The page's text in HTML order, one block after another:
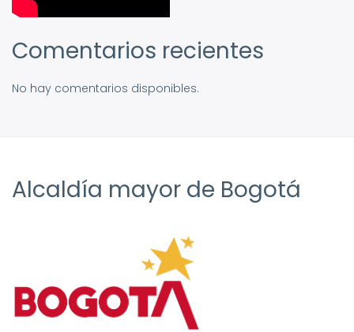
Comentarios recientes
No hay comentarios disponibles.
Alcaldía mayor de Bogotá